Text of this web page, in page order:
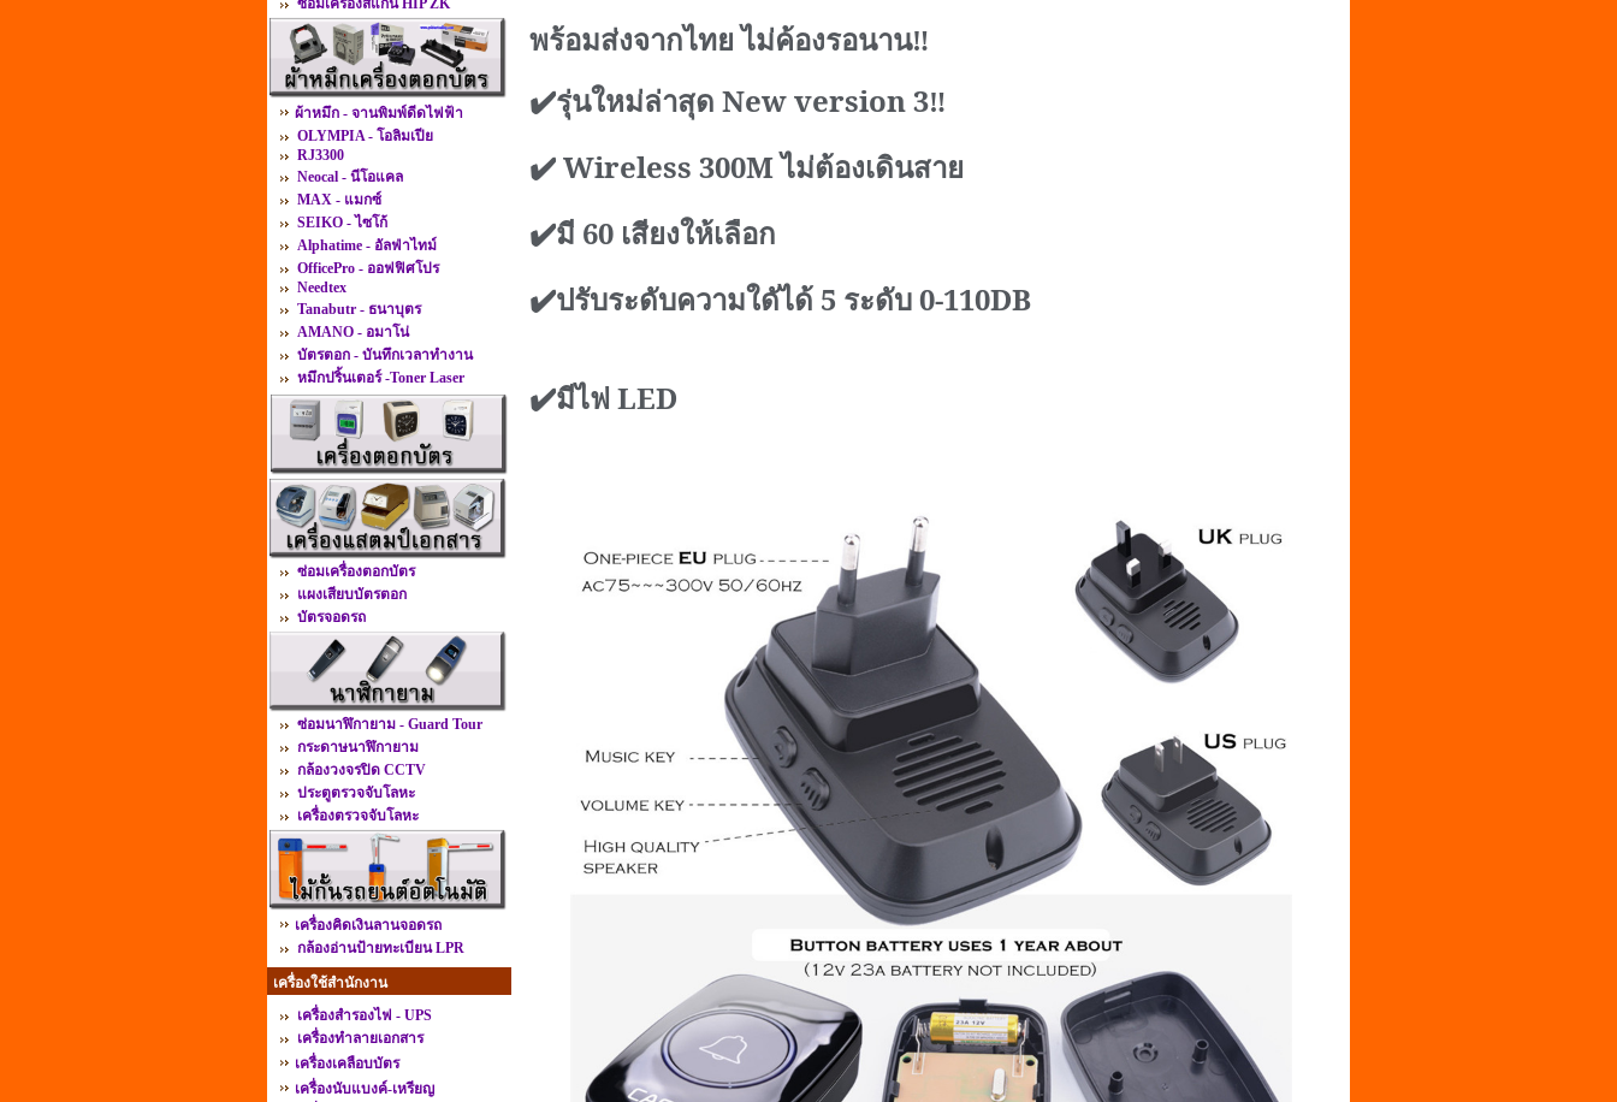
ซ่อมเครื่องสแกน HIP ZK
ผ้าหมึก - จานพิมพ์ดีดไฟฟ้า
OLYMPIA - โอลิมเปีย
RJ3300
Neocal - นีโอแคล
MAX - แมกซ์
SEIKO - ไซโก้
Alphatime - อัลฟ่าไทม์
OfficePro - ออฟฟิศโปร
Needtex
Tanabutr - ธนาบุตร
AMANO - อมาโน่
บัตรตอก - บันทึกเวลาทำงาน
หมึกปริ้นเตอร์ -Toner Laser
ซ่อมเครื่องตอกบัตร
แผงเสียบบัตรตอก
บัตรจอดรถ
ซ่อมนาฬิกายาม - Guard Tour
กระดาษนาฬิกายาม
กล้องวงจรปิด CCTV
ประตูตรวจจับโลหะ
เครื่องตรวจจับโลหะ
เครื่องคิดเงินลานจอดรถ
กล้องอ่านป้ายทะเบียน LPR
เครื่องใช้สำนักงาน
เครื่องสำรองไฟ - UPS
เครื่องทำลายเอกสาร
เครื่องเคลือบบัตร
เครื่องนับแบงค์-เหรียญ
พร้อมส่งจากไทย ไม่ค้องรอนาน‼
✔รุ่นใหม่ล่าสุด New version 3‼
✔ ️ Wireless 300Mไม่ต้องเดินสาย
✔มี 60 เสียงให้เลือก
✔ปรับระดับความใดัได้ 5 ระดับ0-110DB
✔มีไฟ LED